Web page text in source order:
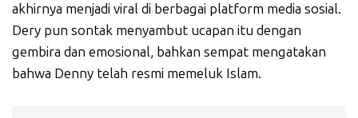
akhirnya menjadi viral di berbagai platform media sosial.
Dery pun sontak menyambut ucapan itu dengan
gembira dan emosional, bahkan sempat mengatakan
bahwa Denny telah resmi memeluk Islam.